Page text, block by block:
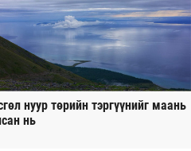
нуур төрийн тэргүүнийг маань
нь